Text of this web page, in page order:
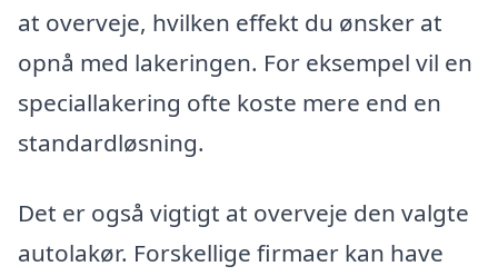
at overveje, hvilken effekt du ønsker at
opnå med lakeringen. For eksempel vil en
speciallakering ofte koste mere end en
standardløsning.
Det er også vigtigt at overveje den valgte
autolakør. Forskellige firmaer kan have